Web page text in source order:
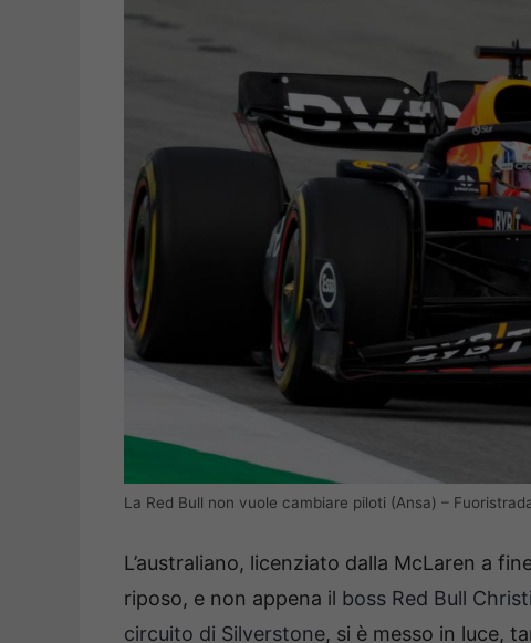
La Red Bull non vuole cambiare piloti (Ansa) –
L’australiano, licenziato dalla McLaren a
riposo, e non appena il boss Red Bull
circuito di Silverstone, si è messo in luce,